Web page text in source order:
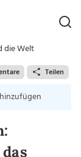
die Welt
Teilen